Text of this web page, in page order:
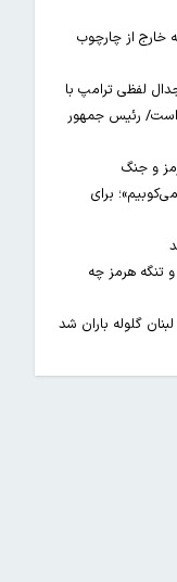
خارج از چارچوب
لفظی ترامپ با
است/ رئیس جمهور
و جنگ
برای
و تنگه هرمز چه